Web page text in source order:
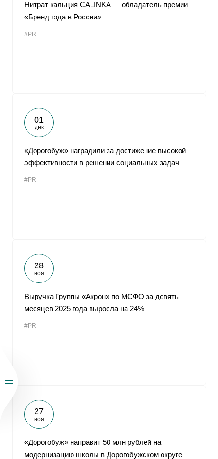
Нитрат кальция CALINKA — обладатель премии
«Бренд года в России»
#PR
01
дек
«Дорогобуж» наградили за достижение высокой
эффективности в решении социальных задач
#PR
28
ноя
Выручка Группы «Акрон» по МСФО за девять
месяцев 2025 года выросла на 24%
#PR
27
ноя
«Дорогобуж» направит 50 млн рублей на
модернизацию школы в Дорогобужском округе